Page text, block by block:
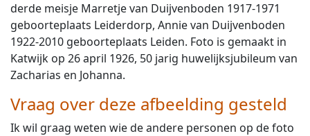
derde meisje Marretje van Duijvenboden 1917-1971
geboorteplaats Leiderdorp, Annie van Duijvenboden
1922-2010 geboorteplaats Leiden. Foto is gemaakt in
Katwijk op 26 april 1926, 50 jarig huwelijksjubileum van
Zacharias en Johanna.
Vraag over deze afbeelding gesteld
Ik wil graag weten wie de andere personen op de foto